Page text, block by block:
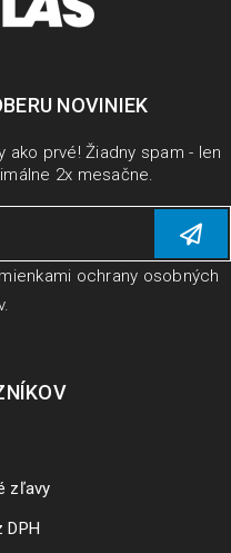
NOVINIEK
ako prvé! Žiadny spam - len
2x mesačne.
ochrany osobných
.
zľavy
DPH